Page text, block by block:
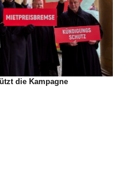
die Kampagne